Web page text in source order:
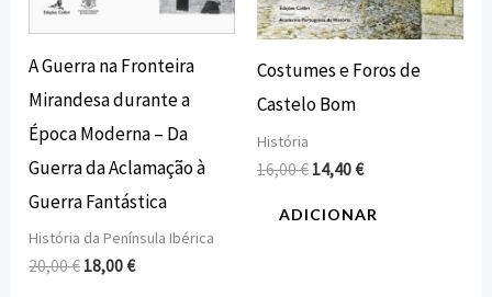
A Guerra na Fronteira
Mirandesa durante a
Época Moderna – Da
Guerra da Aclamação à
Guerra Fantástica
História da Península Ibérica
20,00€ 18,00€
Costumes e Foros de
Castelo Bom
História
16,00€ 14,40€
ADICIONAR